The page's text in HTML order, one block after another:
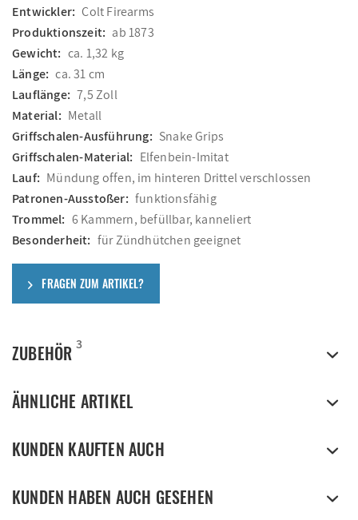
Entwickler: Colt Firearms
Produktionszeit: ab 1873
Gewicht: ca. 1,32 kg
Länge: ca. 31 cm
Lauflänge: 7,5 Zoll
Material: Metall
Griffschalen-Ausführung: Snake Grips
Griffschalen-Material: Elfenbein-Imitat
Lauf: Mündung offen, im hinteren Drittel verschlossen
Patronen-Ausstoßer: funktionsfähig
Trommel: 6 Kammern, befüllbar, kanneliert
Besonderheit: für Zündhütchen geeignet
FRAGEN ZUM ARTIKEL?
ZUBEHÖR 3
ÄHNLICHE ARTIKEL
KUNDEN KAUFTEN AUCH
KUNDEN HABEN AUCH GESEHEN